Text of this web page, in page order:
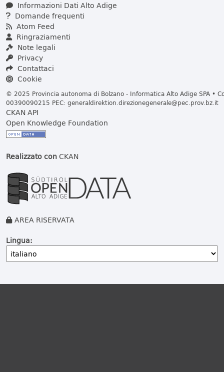
Informazioni Dati Alto Adige
Domande frequenti
Atom Feed
Ringraziamenti
Note legali
Privacy
Contattaci
Cookie
© 2025 Provincia autonoma di Bolzano - Informatica Alto Adige SPA •
00390090215 PEC: generaldirektion.direzionegenerale@pec.prov.bz.it
CKAN API
Open Knowledge Foundation
Realizzato conCKAN
AREA RISERVATA
Lingua